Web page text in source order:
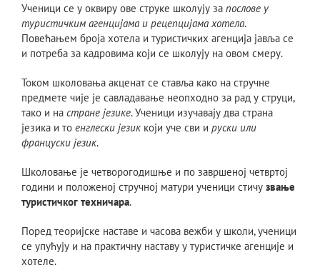
Ученици се у оквиру ове струке школују за послове у
туристичким агенцијама и рецепцијама хотела.
Повећањем броја хотела и туристичких агенција јавља се
и потреба за кадровима који се школују на овом смеру.
Током школовања акценат се ставља како на стручне
предмете чије је савладавање неопходно за рад у струци,
тако и на стране језике. Ученици изучавају два страна
језика и то енглески језик који уче сви и руски или
француски језик.
Школовање је четворогодишње и по завршеној четвртој
години и положеној стручној матури ученици стичу звање
туристичког техничара.
Поред теоријске наставе и часова вежби у школи, ученици
се упућују и на практичну наставу у туристичке агенције и
хотеле.